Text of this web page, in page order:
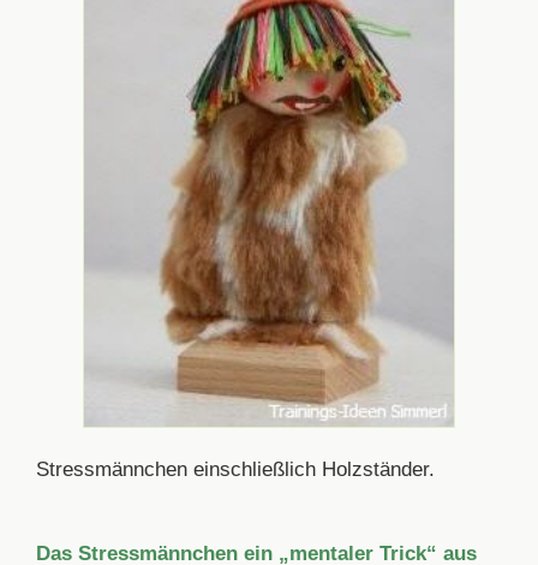
Stressmännchen einschließlich Holzständer.
Das Stressmännchen ein „mentaler Trick“ aus